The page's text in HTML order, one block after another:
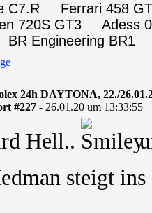
C7.R Ferrari 458
720S GT3
Engineering BR1
24h DAYTONA, 22./
#227 - 26.01.20 um 13:33:55
Hell..
steigt